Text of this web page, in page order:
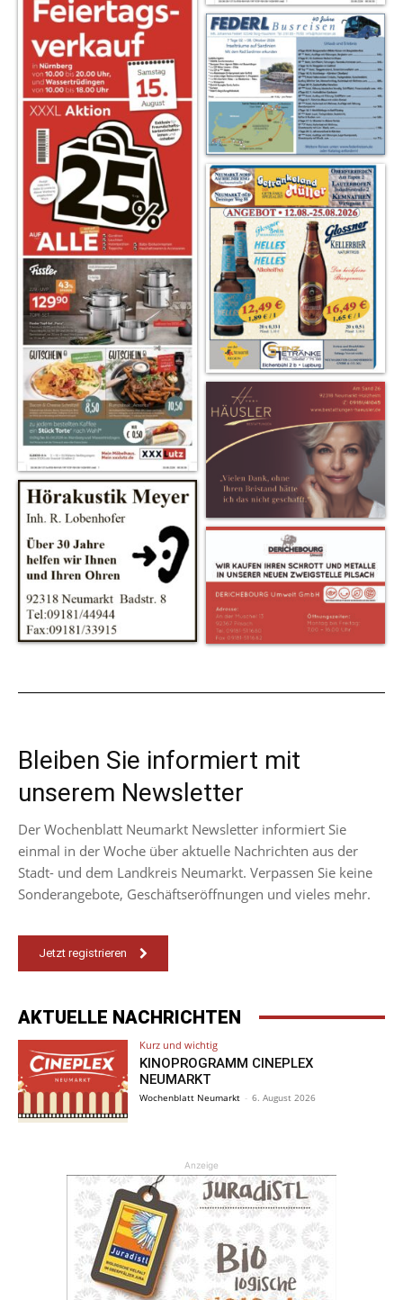
Bleiben Sie informiert mit
unserem Newsletter
Der Wochenblatt Neumarkt Newsletter informiert Sie
einmal in der Woche über aktuelle Nachrichten aus der
Stadt- und dem Landkreis Neumarkt. Verpassen Sie keine
Sonderangebote, Geschäftseröffnungen und vieles mehr.
Jetzt registrieren
AKTUELLE NACHRICHTEN
Kurz und wichtig
KINOPROGRAMM CINEPLEX
NEUMARKT
Wochenblatt Neumarkt - 6. August 2026
Anzeige